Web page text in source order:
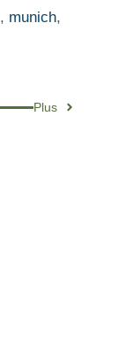
, munich,
Plus